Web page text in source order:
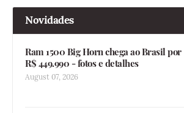
Novidades
Ram 1500 Big Horn chega ao Brasil por
R$ 449.990 - fotos e detalhes
August 07, 2026